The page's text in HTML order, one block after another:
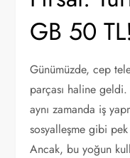
GB 50 TL!
Günümüzde, cep
parçası haline
aynı zamanda iş
sosyalleşme gibi
Ancak, bu yoğun